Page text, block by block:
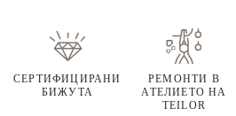
СЕРТИФИЦИРАНИ
БИЖУТА
РЕМОНТИ В
АТЕЛИЕТО НА
TEILOR